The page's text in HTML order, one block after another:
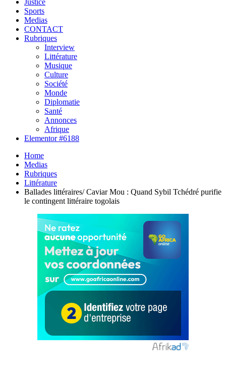
Sports
Medias
CONTACT
Rubriques
Interview
Littérature
Musique
Culture
Société
Monde
Diplomatie
Santé
Annonces
Afrique
Elementor #6188
Home
Medias
Rubriques
Littérature
Ballades littéraires/ Caviar Mou : Quand Sybil Tchédré purifie
le contingent littéraire togolais